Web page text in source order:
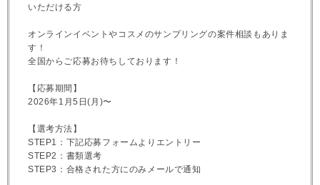
いただける方
オンラインイベントやコスメのサンプリングの案件相談もありま
す！
全国からご応募お待ちしております！
【応募期間】
2026年1月5日(月)〜
【選考方法】
STEP1：下記応募フォームよりエントリー
STEP2：書類選考
STEP3：合格された方にのみメールで通知